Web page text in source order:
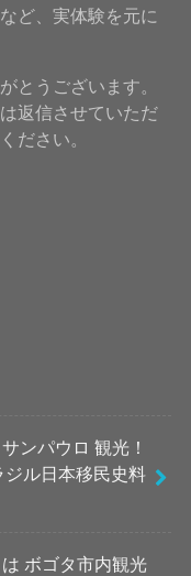
ど、実体験を元に
とうございます。
返信させていただ
ださい。
ンパウロ 観光！
ジル日本移民史料
ボゴタ市内観光